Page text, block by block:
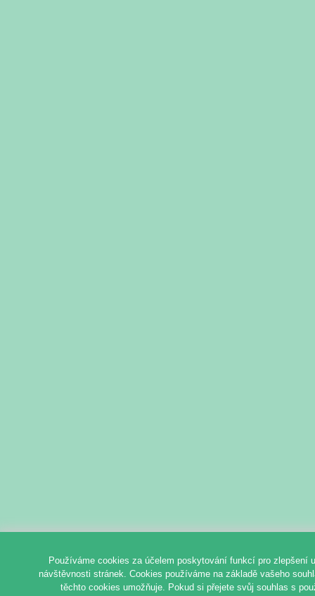
Používáme cookies za účelem poskytování funkcí pro zlepšení
návštěvnosti stránek. Cookies používáme na základě vašeho
těchto cookies umožňuje. Pokud si přejete svůj souhlas s